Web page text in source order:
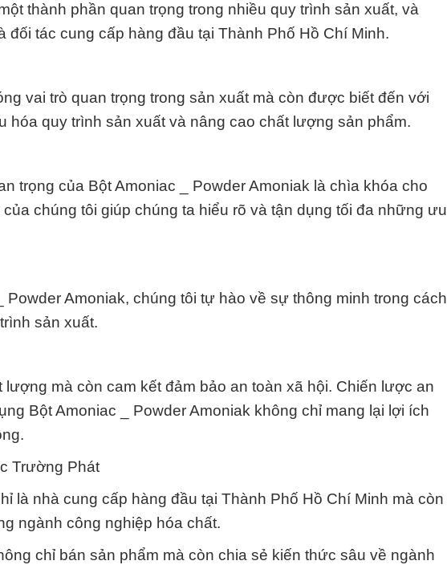
thành phần quan trọng trong nhiều quy trình sản xuất, và
tác cung cấp hàng đầu tại Thành Phố Hồ Chí Minh.
vai trò quan trọng trong sản xuất mà còn được biết đến với
quy trình sản xuất và nâng cao chất lượng sản phẩm.
trọng của Bột Amoniac _ Powder Amoniak là chìa khóa cho
chúng tôi giúp chúng ta hiểu rõ và tận dụng tối đa những ưu
Amoniak, chúng tôi tự hào về sự thông minh trong cách
sản xuất.
mà còn cam kết đảm bảo an toàn xã hội. Chiến lược an
Bột Amoniac _ Powder Amoniak không chỉ mang lại lợi ích
Trường Phát
là nhà cung cấp hàng đầu tại Thành Phố Hồ Chí Minh mà còn
ngành công nghiệp hóa chất.
chỉ bán sản phẩm mà còn chia sẻ kiến thức sâu về ngành